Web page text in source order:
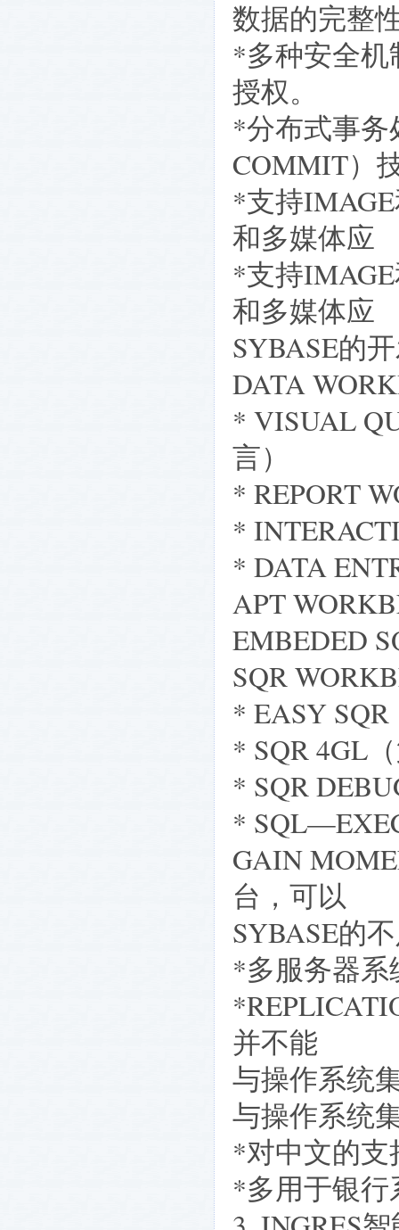
数据的完整
*多种安全机
授权。
*分布式事务
COMMIT）
*支持
和多媒体应
*支持
和多媒体应
SYBASE的
DATA
* VISUAL
言）
* REPORT
*
* DATA
APT
EMBEDED
SQR
* EASY
* SQR 4GL
* SQR
*
GAIN
台，可以
SYBASE的
*多服务器系
并不能
与操作系统
与操作系统
*对中文的支
*多用于银行